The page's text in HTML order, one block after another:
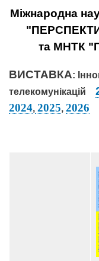
Міжнародна
"
та МНТК
ВИСТАВКА:
телекомунікацій
2024, 2025, 2026